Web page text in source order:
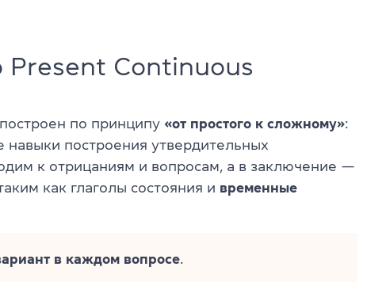
Present Continuous
по принципу «от простого к сложному»:
навыки построения утвердительных
к отрицаниям и вопросам, а в заключение —
как глаголы состояния и временные
в каждом вопросе.